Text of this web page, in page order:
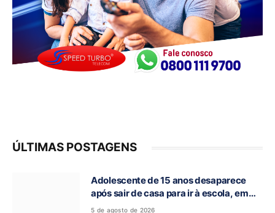
ÚLTIMAS POSTAGENS
Adolescente de 15 anos desaparece
após sair de casa para ir à escola, em
Campos Belos-GO
5 de agosto de 2026